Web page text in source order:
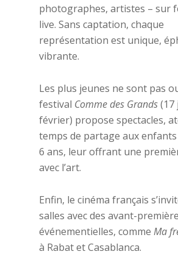
photographes, artistes – sur
live. Sans captation, chaque
représentation est unique,
vibrante.
Les plus jeunes ne sont pas
festival Comme des Grands(17
février) propose spectacles,
temps de partage aux enfants
6 ans, leur offrant une
avec l’art.
Enfin, le cinéma français
salles avec des avant-
événementielles, comme Ma
à Rabat et Casablanca.